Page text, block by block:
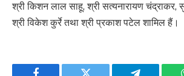
श्री किशन लाल साहू, श्री सत्यनारायण चंद्राकर,
श्री विकेश कुर्रे तथा श्री प्रकाश पटेल शामिल हैं।